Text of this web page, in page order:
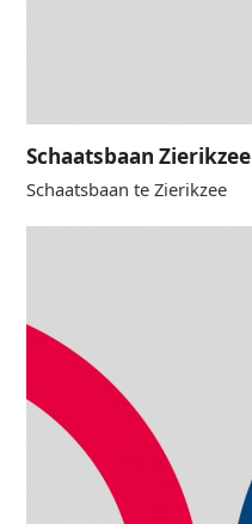
Schaatsbaan Zierikzee
Schaatsbaan te Zierikzee